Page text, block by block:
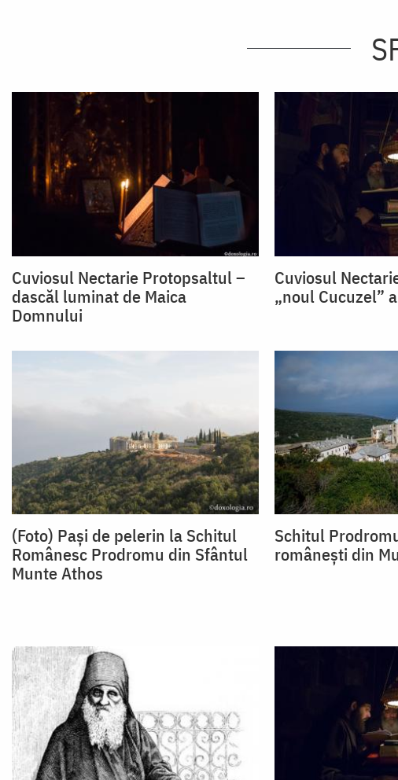
Cuviosul Nectarie Protopsaltul –
dascăl luminat de Maica
Domnului
Cuviosul
„noul Cucuzel”
(Foto) Pași de pelerin la Schitul
Românesc Prodromu din Sfântul
Munte Athos
Schitul
românești din